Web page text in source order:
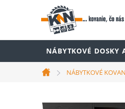
NÁBYTKOVÉ DOSKY
Domov
NÁBYTKOVÉ